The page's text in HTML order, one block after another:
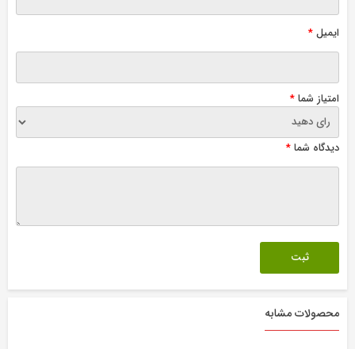
ایمیل*
امتیاز شما*
دیدگاه شما*
محصولات مشابه